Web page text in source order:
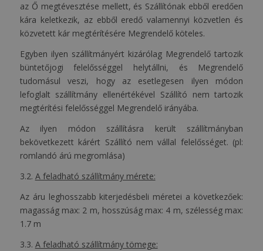
az Ő megtévesztése mellett, és Szállítónak ebből eredően
kára keletkezik, az ebből eredő valamennyi közvetlen és
közvetett kár megtérítésére Megrendelő köteles.
Egyben ilyen szállítmányért kizárólag Megrendelő tartozik
büntetőjogi felelősséggel helytállni, és Megrendelő
tudomásul veszi, hogy az esetlegesen ilyen módon
lefoglalt szállítmány ellenértékével Szállító nem tartozik
megtérítési felelősséggel Megrendelő irányába.
Az ilyen módon szállításra került szállítmányban
bekövetkezett kárért Szállító nem vállal felelősséget. (pl:
romlandó árú megromlása)
3.2. A feladható szállítmány mérete:
Az áru leghosszabb kiterjedésbeli méretei a következőek:
magasság max: 2 m, hosszúság max: 4 m, szélesség max:
1.7 m
3.3. A feladható szállítmány tömege: